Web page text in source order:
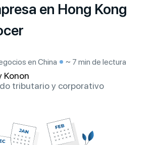
en Hong Kong
en China ~ 7 min de lectura
Konon
tributario y corporativo